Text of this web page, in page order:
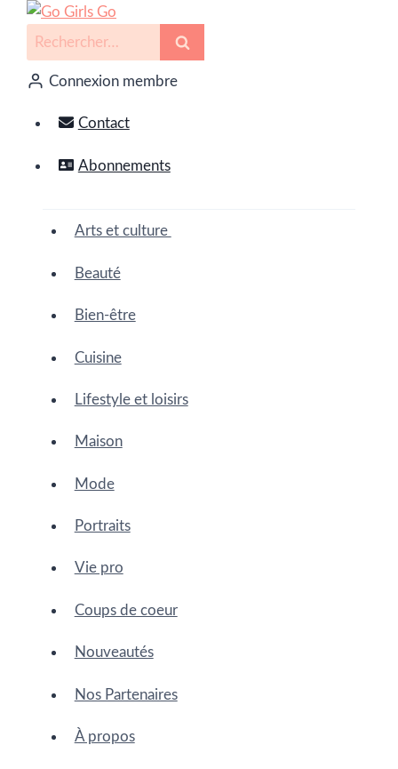
Connexion membre
Contact
Abonnements
Arts et culture
Beauté
Bien-être
Cuisine
Lifestyle et loisirs
Maison
Mode
Portraits
Vie pro
Coups de coeur
Nouveautés
Nos Partenaires
À propos